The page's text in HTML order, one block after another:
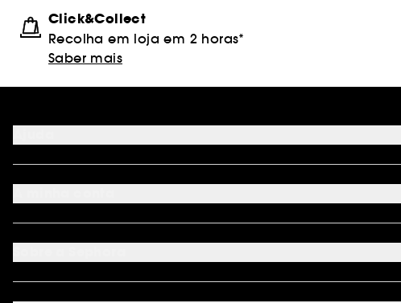
Click&Collect
Recolha em loja em 2 horas*
Saber mais
FAQ
Métodos de pagamento
Cartão oferta físico
Cartão oferta empresas
Site Map
Seguir encomenda
Programa de Fidelidade
Juntar Sephora
Sephora Prize 2026